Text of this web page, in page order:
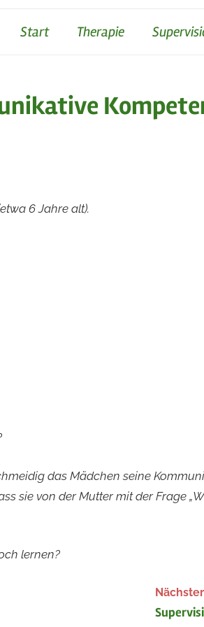
Start Therapie
6 Jahre alt).
das Mädchen seine
sie von der Mutter mit der Frage
lernen?